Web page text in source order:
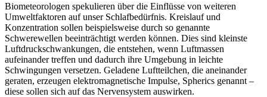
Biometeorologen spekulieren über die Einflüsse von weiteren
Umweltfaktoren auf unser Schlafbedürfnis. Kreislauf und
Konzentration sollen beispielsweise durch so genannte
Schwerewellen beeinträchtigt werden können. Dies sind kleinste
Luftdruckschwankungen, die entstehen, wenn Luftmassen
aufeinander treffen und dadurch ihre Umgebung in leichte
Schwingungen versetzen. Geladene Luftteilchen, die aneinander
geraten, erzeugen elektromagnetische Impulse, Spherics genannt –
diese sollen sich auf das Nervensystem auswirken.